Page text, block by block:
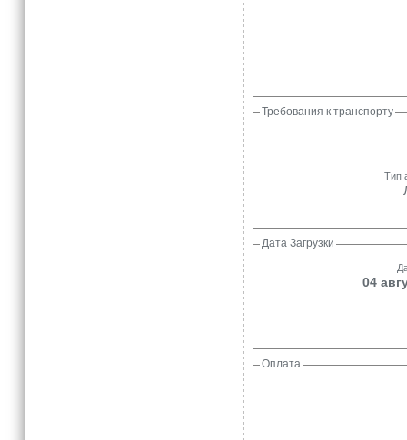
Требования к транспорту
Тип
Дата Загрузки
04
Оплата